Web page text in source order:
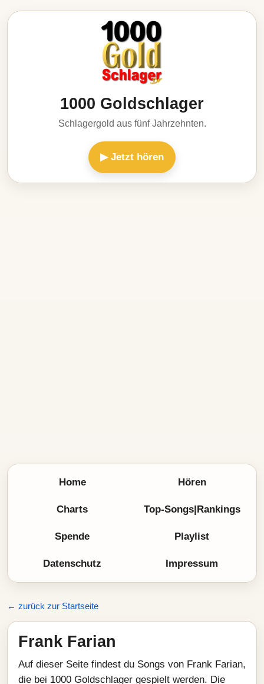
1000 Goldschlager
Schlagergold aus fünf Jahrzehnten.
▶ Jetzt hören
Home Hören
Charts Top-Songs|Rankings
Spende Playlist
Datenschutz Impressum
← zurück zur Startseite
Frank Farian
Auf dieser Seite findest du Songs von Frank Farian,
die bei 1000 Goldschlager gespielt werden. Die